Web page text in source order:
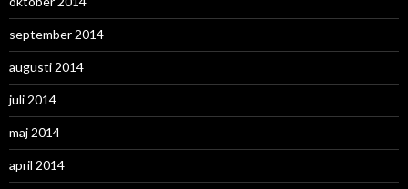
september 2014
augusti 2014
juli 2014
maj 2014
april 2014